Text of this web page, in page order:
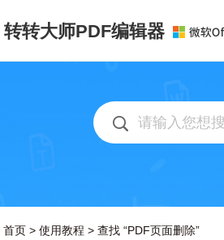
转转大师PDF编辑器
首页 > 使用教程 > 查找 “PDF页面删除”